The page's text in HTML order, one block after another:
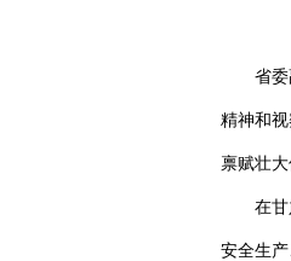
省
精神和
禀赋壮
在
安全生